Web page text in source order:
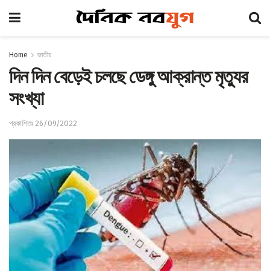
Home জাতীয়
দিন দিন বেড়েই চলছে ডেঙ্গু আক্রান্ত মৃত্যুর
সংখ্যা
প্রকাশিতঃ 26/09/2022